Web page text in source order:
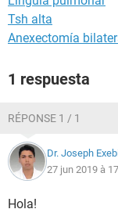
Tsh alta
Anexectomía
1 respuesta
RÉPONSE 1 / 1
Dr. Joseph
27 jun 2019 à
Hola!